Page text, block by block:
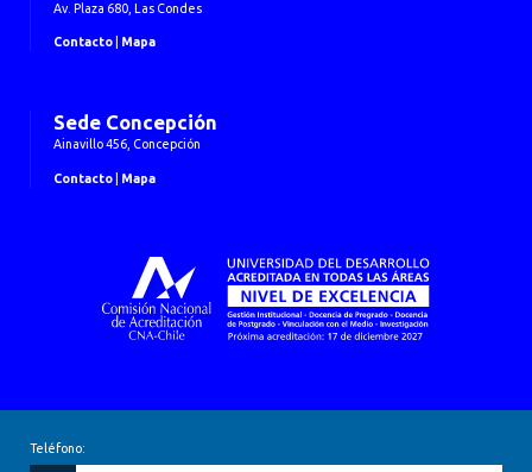
Av. Plaza 680, Las Condes
Contacto Mapa
Sede Concepción
Ainavillo 456, Concepción
Contacto Mapa
Teléfono: